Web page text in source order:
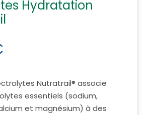
Hydratation
Nutratrail® associe
essentiels (sodium,
et magnésium) à des